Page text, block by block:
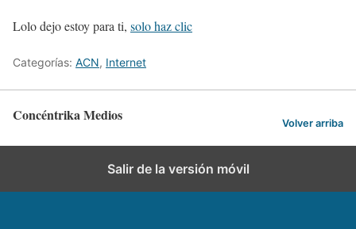
Lolo dejo estoy para ti, solo haz clic
Categorías: ACN, Internet
Concéntrika Medios Volver arriba
Salir de la versión móvil